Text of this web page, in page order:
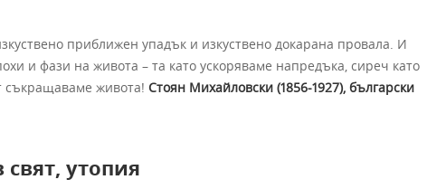
приближен упадък и изкуствено докарана провала. И
и фази на живота – та като ускоряваме напредъка, сиреч като
съкращаваме живота! Стоян Михайловски (1856-1927), български
свят, утопия